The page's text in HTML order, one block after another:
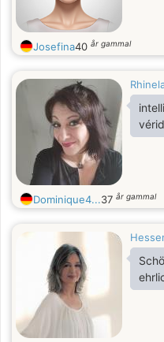
Josefina40 år gammal
Dominique4...37 år gammal